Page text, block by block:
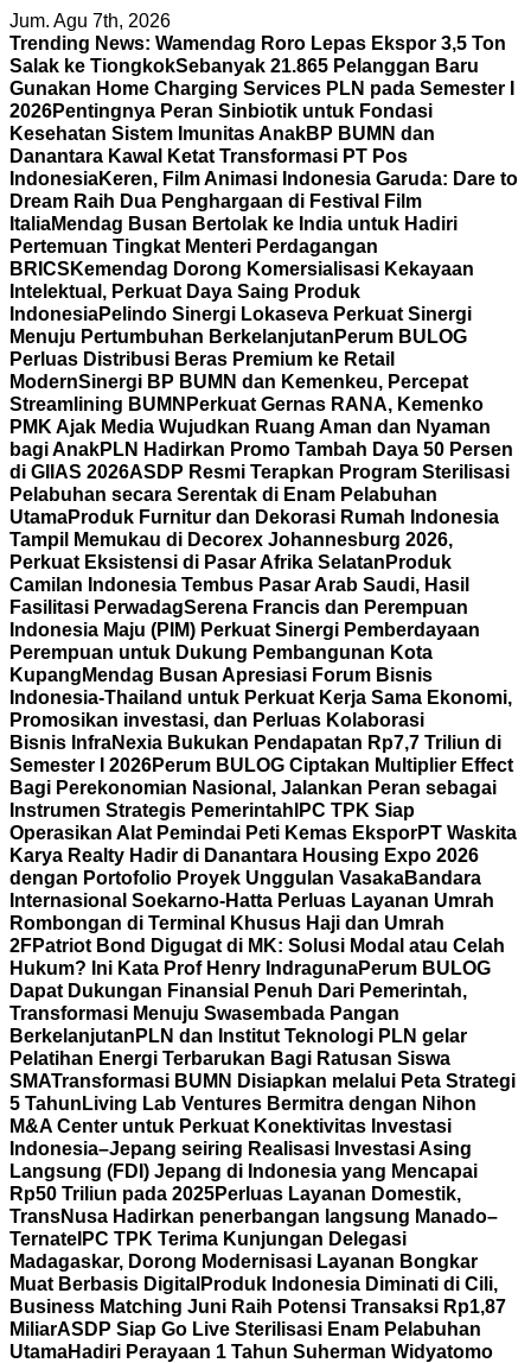
Skip
to
content
Jum. Agu 7th, 2026
Trending News: Wamendag Roro Lepas Ekspor 3,5 Ton
Salak ke TiongkokSebanyak 21.865 Pelanggan Baru
Gunakan Home Charging Services PLN pada Semester I
2026Pentingnya Peran Sinbiotik untuk Fondasi
Kesehatan Sistem Imunitas AnakBP BUMN dan
Danantara Kawal Ketat Transformasi PT Pos
IndonesiaKeren, Film Animasi Indonesia Garuda: Dare to
Dream Raih Dua Penghargaan di Festival Film
ItaliaMendag Busan Bertolak ke India untuk Hadiri
Pertemuan Tingkat Menteri Perdagangan
BRICS Kemendag Dorong Komersialisasi Kekayaan
Intelektual, Perkuat Daya Saing Produk
IndonesiaPelindo Sinergi Lokaseva Perkuat Sinergi
Menuju Pertumbuhan Berkelanjutan Perum BULOG
Perluas Distribusi Beras Premium ke Retail
ModernSinergi BP BUMN dan Kemenkeu, Percepat
Streamlining BUMN Perkuat Gernas RANA, Kemenko
PMK Ajak Media Wujudkan Ruang Aman dan Nyaman
bagi AnakPLN Hadirkan Promo Tambah Daya 50 Persen
di GIIAS 2026ASDP Resmi Terapkan Program Sterilisasi
Pelabuhan secara Serentak di Enam Pelabuhan
UtamaProduk Furnitur dan Dekorasi Rumah Indonesia
Tampil Memukau di Decorex Johannesburg 2026,
Perkuat Eksistensi di Pasar Afrika Selatan Produk
Camilan Indonesia Tembus Pasar Arab Saudi, Hasil
Fasilitasi PerwadagSerena Francis dan Perempuan
Indonesia Maju (PIM) Perkuat Sinergi Pemberdayaan
Perempuan untuk Dukung Pembangunan Kota
Kupang Mendag Busan Apresiasi Forum Bisnis
Indonesia-Thailand untuk Perkuat Kerja Sama Ekonomi,
Promosikan investasi, dan Perluas Kolaborasi
Bisnis InfraNexia Bukukan Pendapatan Rp7,7 Triliun di
Semester I 2026Perum BULOG Ciptakan Multiplier Effect
Bagi Perekonomian Nasional, Jalankan Peran sebagai
Instrumen Strategis Pemerintah IPC TPK Siap
Operasikan Alat Pemindai Peti Kemas EksporPT Waskita
Karya Realty Hadir di Danantara Housing Expo 2026
dengan Portofolio Proyek Unggulan VasakaBandara
Internasional Soekarno-Hatta Perluas Layanan Umrah
Rombongan di Terminal Khusus Haji dan Umrah
2FPatriot Bond Digugat di MK: Solusi Modal atau Celah
Hukum? Ini Kata Prof Henry IndragunaPerum BULOG
Dapat Dukungan Finansial Penuh Dari Pemerintah,
Transformasi Menuju Swasembada Pangan
Berkelanjutan PLN dan Institut Teknologi PLN gelar
Pelatihan Energi Terbarukan Bagi Ratusan Siswa
SMATransformasi BUMN Disiapkan melalui Peta Strategi
5 Tahun Living Lab Ventures Bermitra dengan Nihon
M&A Center untuk Perkuat Konektivitas Investasi
Indonesia–Jepang seiring Realisasi Investasi Asing
Langsung (FDI) Jepang di Indonesia yang Mencapai
Rp50 Triliun pada 2025Perluas Layanan Domestik,
TransNusa Hadirkan penerbangan langsung Manado–
Ternate IPC TPK Terima Kunjungan Delegasi
Madagaskar, Dorong Modernisasi Layanan Bongkar
Muat Berbasis Digital Produk Indonesia Diminati di Cili,
Business Matching Juni Raih Potensi Transaksi Rp1,87
MiliarASDP Siap Go Live Sterilisasi Enam Pelabuhan
UtamaHadiri Perayaan 1 Tahun Suherman Widyatomo